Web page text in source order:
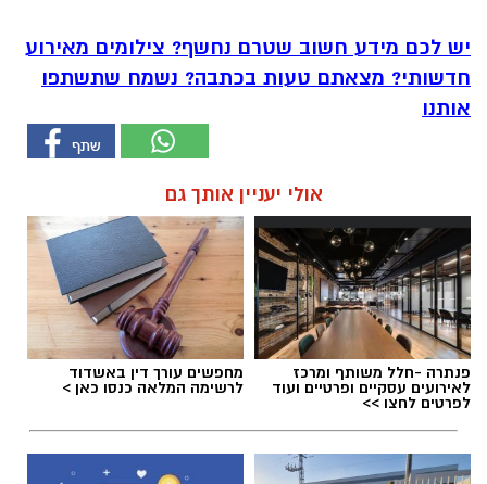
יש לכם מידע חשוב שטרם נחשף? צילומים מאירוע
חדשותי? מצאתם טעות בכתבה? נשמח שתשתפו
אותנו
אולי יעניין אותך גם
פנתרה -חלל משותף ומרכז
לאירועים עסקיים ופרטיים ועוד
לפרטים לחצו >>
מחפשים עורך דין באשדוד
לרשימה המלאה כנסו כאן >